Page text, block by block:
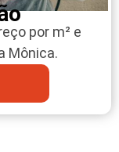
por m² e
Mônica.